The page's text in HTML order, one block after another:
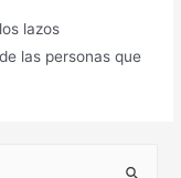
lazos
las personas que